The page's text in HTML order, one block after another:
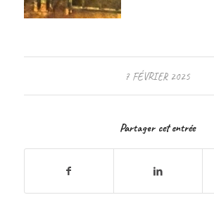
7 FÉVRIER 2025
Partager cet entrée